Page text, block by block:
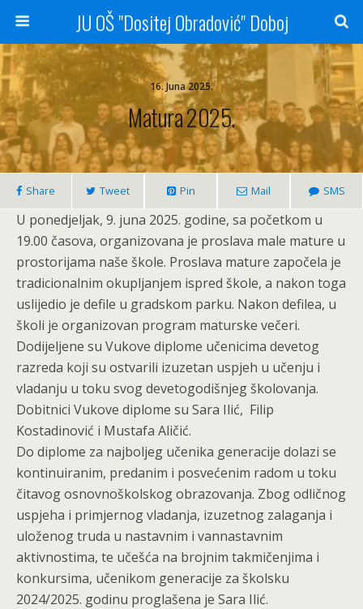
JU OŠ "Dositej Obradović" Doboj
16. Juna 2025.
Matura 2025.
Share Tweet Pin Mail SMS
U ponedjeljak, 9. juna 2025. godine, sa početkom u
19.00 časova, organizovana je proslava male mature u
prostorijama naše škole. Proslava mature započela je
tradicionalnim okupljanjem ispred škole, a nakon toga
uslijedio je defile u gradskom parku. Nakon defilea, u
školi je organizovan program maturske večeri.
Dodijeljene su Vukove diplome učenicima devetog
razreda koji su ostvarili izuzetan uspjeh u učenju i
vladanju u toku svog devetogodišnjeg školovanja.
Dobitnici Vukove diplome su Sara Ilić, Filip
Kostadinović i Mustafa Aličić.
Do diplome za najboljeg učenika generacije dolazi se
kontinuiranim, predanim i posvećenim radom u toku
čitavog osnovnoškolskog obrazovanja. Zbog odličnog
uspjeha i primjernog vladanja, izuzetnog zalaganja i
uloženog truda u nastavnim i vannastavnim
aktivnostima, te učešća na brojnim takmičenjima i
konkursima, učenikom generacije za školsku
2024/2025. godinu proglašena je Sara Ilić.